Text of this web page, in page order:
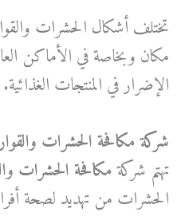
تختلف أشكال الحشرات
مكان وبخاصة في الأماكن
الإضرار في المنتجات الغذائية.
شركة مكافحة الحشرات
تهتم شركةمكافحة الحشرات
الحشرات من تهديد لصحة